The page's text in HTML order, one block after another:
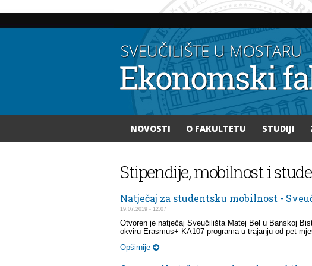
NOVOSTI O FAKULTETU STUDIJI
Vi ste ovdje
Stipendije, mobilnost i
Natječaj za studentsku mobilnost -
19.07.2019 - 12:07
Otvoren je natječaj Sveučilišta Matej Bel u Banskoj
okviru Erasmus+ KA107 programa u trajanju od pet
Opširnije